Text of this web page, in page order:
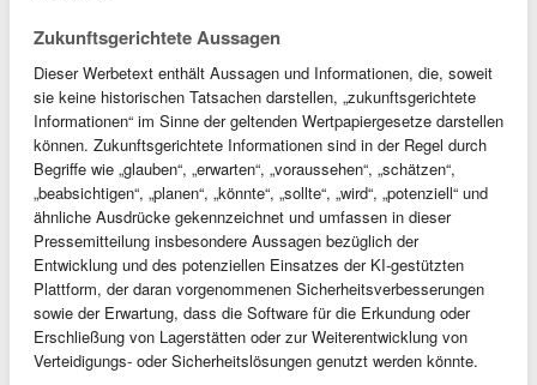
Zukunftsgerichtete Aussagen
Dieser Werbetext enthält Aussagen und Informationen, die, soweit
sie keine historischen Tatsachen darstellen, „zukunftsgerichtete
Informationen“ im Sinne der geltenden Wertpapiergesetze darstellen
können. Zukunftsgerichtete Informationen sind in der Regel durch
Begriffe wie „glauben“, „erwarten“, „voraussehen“, „schätzen“,
„beabsichtigen“, „planen“, „könnte“, „sollte“, „wird“, „potenziell“ und
ähnliche Ausdrücke gekennzeichnet und umfassen in dieser
Pressemitteilung insbesondere Aussagen bezüglich der
Entwicklung und des potenziellen Einsatzes der KI-gestützten
Plattform, der daran vorgenommenen Sicherheitsverbesserungen
sowie der Erwartung, dass die Software für die Erkundung oder
Erschließung von Lagerstätten oder zur Weiterentwicklung von
Verteidigungs- oder Sicherheitslösungen genutzt werden könnte.